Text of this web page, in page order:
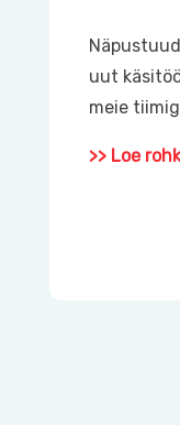
uut
meie
>> Loe